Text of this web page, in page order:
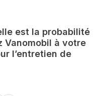
est la probabilité
Vanomobil à votre
l’entretien de